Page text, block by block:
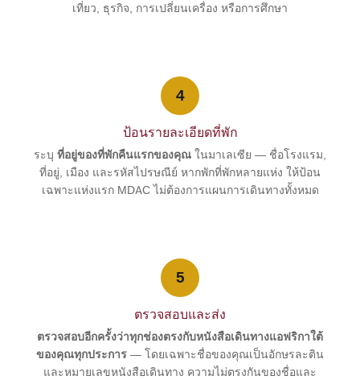
เที่ยว, ธุรกิจ, การเปลี่ยนเครื่อง หรือการศึกษา
4
ป้อนรายละเอียดที่พัก
ระบุ ที่อยู่ของที่พักคืนแรกของคุณ ในมาเลเซีย — ชื่อโรงแรม,
ที่อยู่, เมือง และรหัสไปรษณีย์ หากพักที่พักหลายแห่ง ให้ป้อน
เฉพาะแห่งแรก MDAC ไม่ต้องการแผนการเดินทางทั้งหมด
5
ตรวจสอบและส่ง
ตรวจสอบอีกครั้งว่าทุกช่องตรงกับหนังสือเดินทางแอฟริกาใต้
ของคุณทุกประการ — โดยเฉพาะชื่อของคุณเป็นอักษรละติน
และหมายเลขหนังสือเดินทาง ความไม่ตรงกันของชื่อและ